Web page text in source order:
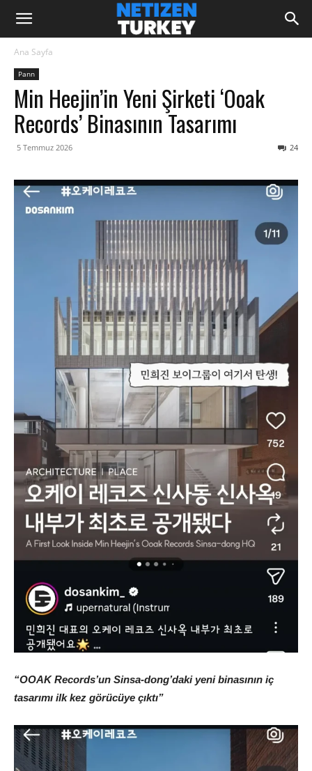
Ana Sayfa
Pann
Min Heejin’in Yeni Şirketi ‘Ooak
Records’ Binasının Tasarımı
5 Temmuz 2026 24
“OOAK Records’un Sinsa-dong’daki yeni binasının iç
tasarımı ilk kez görücüye çıktı”